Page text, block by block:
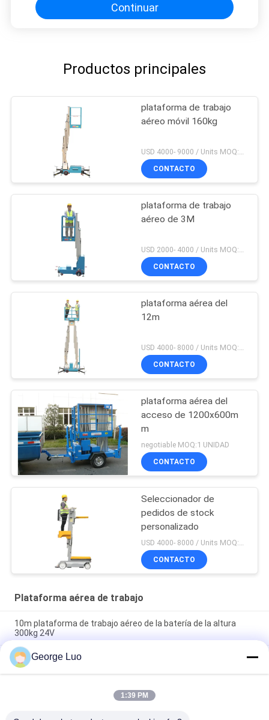
Continuar
Productos principales
plataforma de trabajo
aéreo móvil 160kg
USD 4000- 9000 / Units MOQ:1 set
CONTACTO
plataforma de trabajo
aéreo de 3M
CONTACTO
plataforma aérea del
12m
CONTACTO
plataforma aérea del
acceso de 1200x600m
m
negotiable MOQ:1 UNIDAD
CONTACTO
Seleccionador de
pedidos de stock
personalizado
USD 4000- 8000 / Units MOQ:1 set
CONTACTO
Plataforma aérea de trabajo
10m plataforma de trabajo aéreo de la batería de la altura
300kg 24V
Elevación aérea de la plataforma de la plataforma de trabajo
aéreo de la elevación del hombre del palo del doble de la
aleación de aluminio de 12 M
Elevador eléctrico articulado autopropulsado de alta calidad
George Luo
1:39 PM